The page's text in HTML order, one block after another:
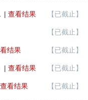
【已截止】
| 查看结果
【已截止】
【已截止】
结果
【已截止】
| 查看结果
【已截止】
查看结果